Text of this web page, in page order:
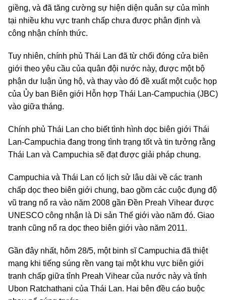
giềng, và đã tăng cường sự hiện diện quân sự của mình
tại nhiều khu vực tranh chấp chưa được phân định và
công nhận chính thức.
Tuy nhiên, chính phủ Thái Lan đã từ chối đóng cửa biên
giới theo yêu cầu của quân đội nước này, được một bộ
phận dư luận ủng hộ, và thay vào đó đề xuất một cuộc họp
của Ủy ban Biên giới Hỗn hợp Thái Lan-Campuchia (JBC)
vào giữa tháng.
Chính phủ Thái Lan cho biết tình hình dọc biên giới Thái
Lan-Campuchia đang trong tình trạng tốt và tin tưởng rằng
Thái Lan và Campuchia sẽ đạt được giải pháp chung.
Campuchia và Thái Lan có lịch sử lâu dài về các tranh
chấp dọc theo biên giới chung, bao gồm các cuộc đụng độ
vũ trang nổ ra vào năm 2008 gần Đền Preah Vihear được
UNESCO công nhận là Di sản Thế giới vào năm đó. Giao
tranh cũng nổ ra dọc theo biên giới vào năm 2011.
Gần đây nhất, hôm 28/5, một binh sĩ Campuchia đã thiệt
mạng khi tiếng súng rền vang tại một khu vực biên giới
tranh chấp giữa tỉnh Preah Vihear của nước này và tỉnh
Ubon Ratchathani của Thái Lan. Hai bên đều cáo buộc